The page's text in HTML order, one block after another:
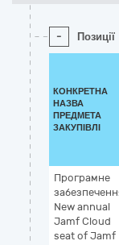
- Позиції
КОНКРЕТНА
НАЗВА
ПРЕДМЕТА
ЗАКУПІВЛІ
Програмне
New annual
Jamf Cloud
seat of Jamf